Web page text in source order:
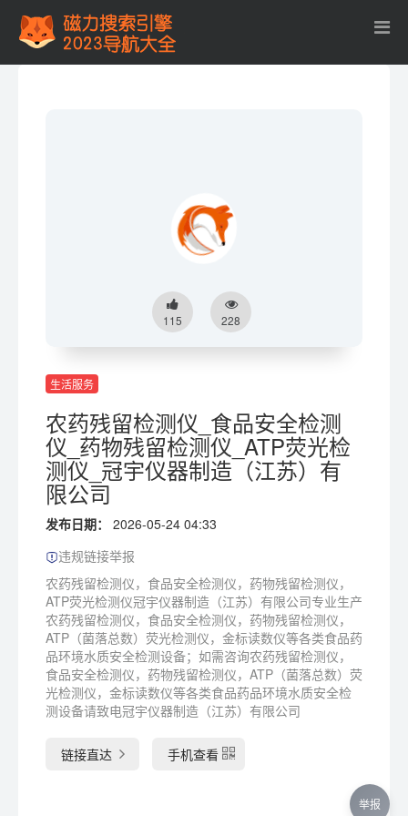
115 228
生活服务
农药残留检测仪_食品安全检测
仪_药物残留检测仪_ATP荧光检
测仪_冠宇仪器制造（江苏）有
限公司
发布日期：
2026-05-24 04:33
违规链接举报
农药残留检测仪，食品安全检测仪，药物残留检测仪，
ATP荧光检测仪冠宇仪器制造（江苏）有限公司专业生产
农药残留检测仪，食品安全检测仪，药物残留检测仪，
ATP（菌落总数）荧光检测仪，金标读数仪等各类食品药
品环境水质安全检测设备；如需咨询农药残留检测仪，
食品安全检测仪，药物残留检测仪，ATP（菌落总数）荧
光检测仪，金标读数仪等各类食品药品环境水质安全检
测设备请致电冠宇仪器制造（江苏）有限公司
链接直达 手机查看
举报